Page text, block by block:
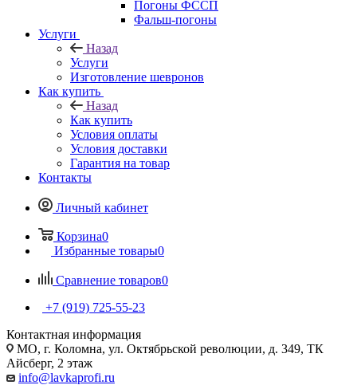
Погоны ФССП
Фальш-погоны
Услуги
Назад
Услуги
Изготовление шевронов
Как купить
Назад
Как купить
Условия оплаты
Условия доставки
Гарантия на товар
Контакты
Личный кабинет
Корзина0
Избранные товары0
Сравнение товаров0
+7 (919) 725-55-23
Контактная информация
МО, г. Коломна, ул. Октябрьской революции, д. 349, ТК
Айсберг, 2 этаж
info@lavkaprofi.ru